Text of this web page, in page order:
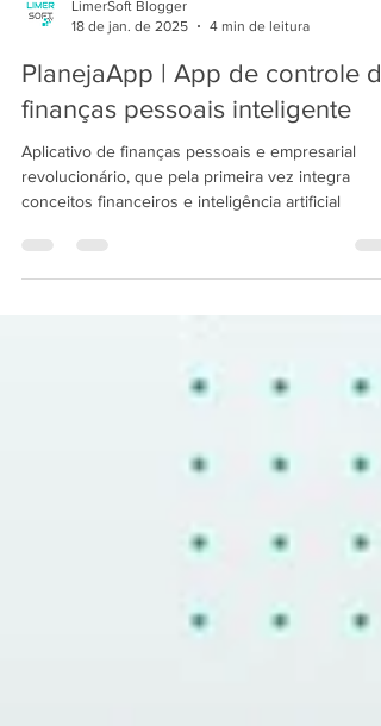
18 de jan. de 2025
4 min de leitura
PlanejaApp | App de controle
finanças pessoais inteligente
Aplicativo de finanças pessoais e empresarial
revolucionário, que pela primeira vez integra
conceitos financeiros e inteligência artificial